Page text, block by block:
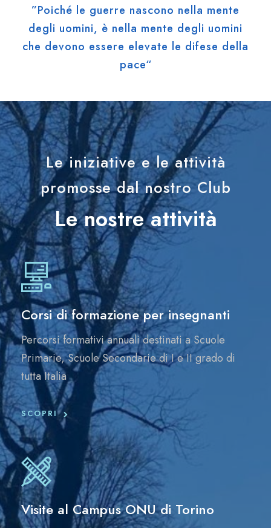
”Poiché le guerre nascono nella mente
degli uomini, è nella mente degli uomini
che devono essere elevate le difese della
pace“
Le iniziative e le attività
promosse dal nostro Club
Le nostre attività
Corsi di formazione per insegnanti
Percorsi formativi annuali destinati a Scuole
Primarie, Scuole Secondarie di I e II grado di
tutta Italia
SCOPRI
Visite al Campus ONU di Torino